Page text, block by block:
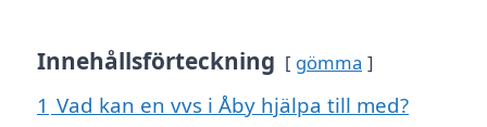
Innehållsförteckning gömma
1 Vad kan en vvs i Åby hjälpa till med?